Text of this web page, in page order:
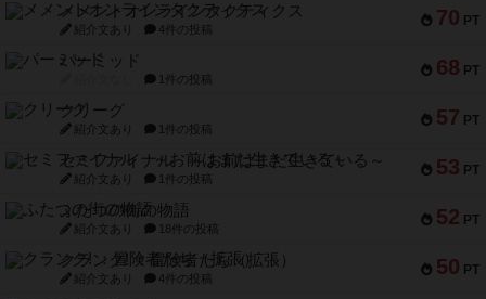
70 PT
メメントオンラインタクティクス
紹介文あり 4件の投稿
68 PT
パーミッド
1件の投稿
57 PT
クリーグ
紹介文あり 1件の投稿
53 PT
セミファイナル ～お前はまだ生きている～
紹介文あり 1件の投稿
52 PT
ふたつの街の物語
紹介文あり 18件の投稿
50 PT
クランク! ：冒険者たち（拡張）
紹介文あり 4件の投稿